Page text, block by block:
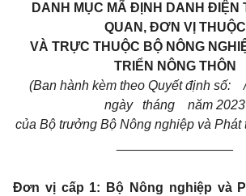
DANH MỤC MÃ ĐỊNH DANH ĐIỆN
QUAN, ĐƠN VỊ THUỘC
VÀ TRỰC THUỘC BỘ NÔNG
TRIỂN NÔNG THÔN
(Ban hành kèm theo Quyết định số:
ngày tháng năm 2023
của Bộ trưởng Bộ Nông nghiệp và Phát
Đơn vị cấp 1: Bộ Nông nghiệp và